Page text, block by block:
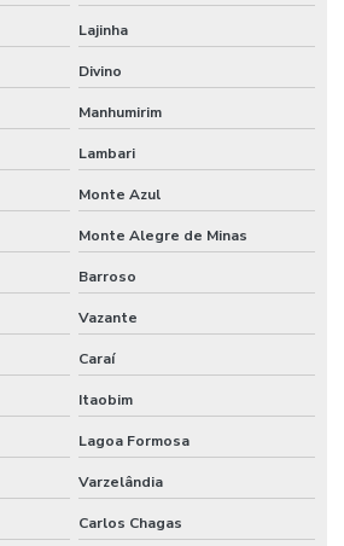
Lajinha
Divino
Manhumirim
Lambari
Monte Azul
Monte Alegre de Minas
Barroso
Vazante
Caraí
Itaobim
Lagoa Formosa
Varzelândia
Carlos Chagas